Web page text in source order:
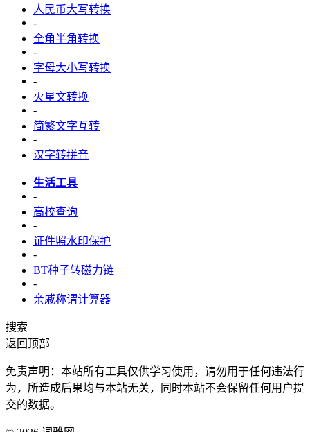
人民币大写转换
-
全角半角转换
-
字母大小写转换
-
火星文转换
-
简繁文字互转
-
汉字转拼音
生活工具
-
高校查询
-
证件照水印保护
-
BT种子转磁力链
-
亲戚称谓计算器
搜索
返回顶部
免责声明：本站所有工具仅供学习使用，请勿用于任何违法行
为，所造成后果均与本站无关，同时本站不会保留任何用户提
交的数据。